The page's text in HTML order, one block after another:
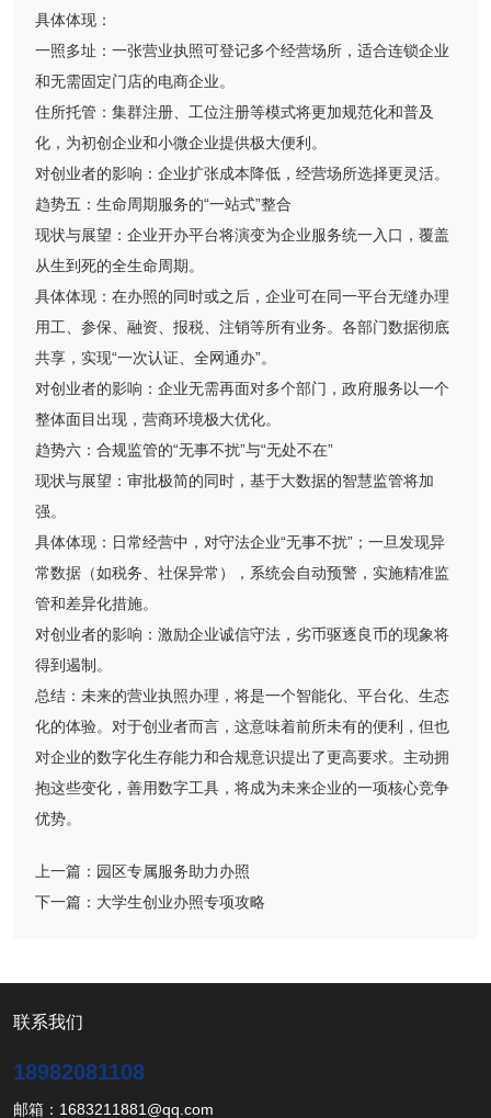
具体体现：
一照多址：一张营业执照可登记多个经营场所，适合连锁企业
和无需固定门店的电商企业。
住所托管：集群注册、工位注册等模式将更加规范化和普及
化，为初创企业和小微企业提供极大便利。
对创业者的影响：企业扩张成本降低，经营场所选择更灵活。
趋势五：生命周期服务的“一站式”整合
现状与展望：企业开办平台将演变为企业服务统一入口，覆盖
从生到死的全生命周期。
具体体现：在办照的同时或之后，企业可在同一平台无缝办理
用工、参保、融资、报税、注销等所有业务。各部门数据彻底
共享，实现“一次认证、全网通办”。
对创业者的影响：企业无需再面对多个部门，政府服务以一个
整体面目出现，营商环境极大优化。
趋势六：合规监管的“无事不扰”与“无处不在”
现状与展望：审批极简的同时，基于大数据的智慧监管将加
强。
具体体现：日常经营中，对守法企业“无事不扰”；一旦发现异
常数据（如税务、社保异常），系统会自动预警，实施精准监
管和差异化措施。
对创业者的影响：激励企业诚信守法，劣币驱逐良币的现象将
得到遏制。
总结：未来的营业执照办理，将是一个智能化、平台化、生态
化的体验。对于创业者而言，这意味着前所未有的便利，但也
对企业的数字化生存能力和合规意识提出了更高要求。主动拥
抱这些变化，善用数字工具，将成为未来企业的一项核心竞争
优势。
上一篇： 园区专属服务助力办照
下一篇： 大学生创业办照专项攻略
联系我们
18982081108
邮箱：1683211881@qq.com